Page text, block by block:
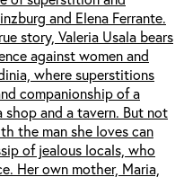
and Elena Ferrante.
story, Valeria Usala bears
against women and
where superstitions
companionship of a
shop and a tavern. But not
the man she loves can
of jealous locals, who
Her own mother, Maria,